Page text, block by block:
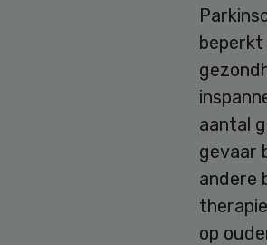
aantal
gevaar
andere
op